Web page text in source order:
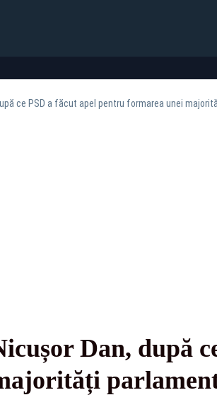
ce PSD a făcut apel pentru formarea unei
Dan, după